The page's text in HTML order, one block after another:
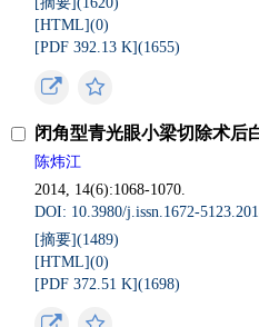
[HTML](0)
[PDF 392.13 K](1655)
闭角型青光眼小梁切除术后
陈炜江
2014, 14(6):1068-1070.
DOI: 10.3980/j.issn.1672-
[摘要](1489)
[HTML](0)
[PDF 372.51 K](1698)